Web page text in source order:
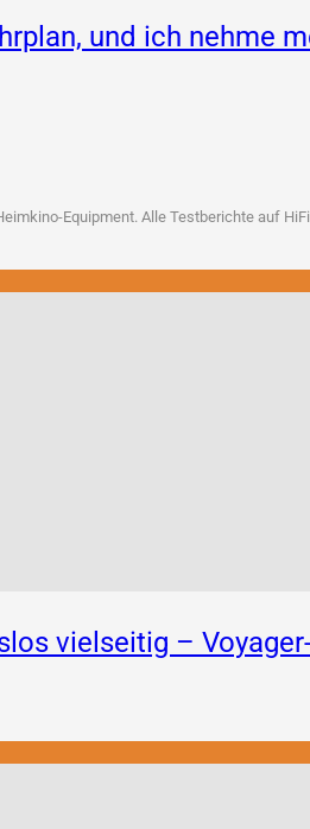
und ich nehme
Equip­ment. Alle Test­be­rich­te auf
vielseitig –